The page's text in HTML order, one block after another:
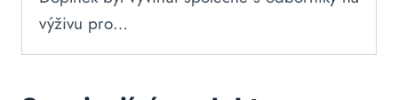
výživu pro…